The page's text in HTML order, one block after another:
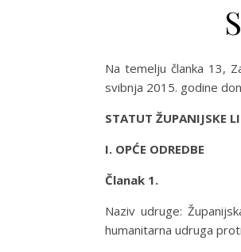
Na temelju članka 13,
svibnja 2015. godine
STATUT ŽUPANIJSKE
I. OPĆE ODREDBE
Članak 1.
Naziv udruge:
humanitarna udruga